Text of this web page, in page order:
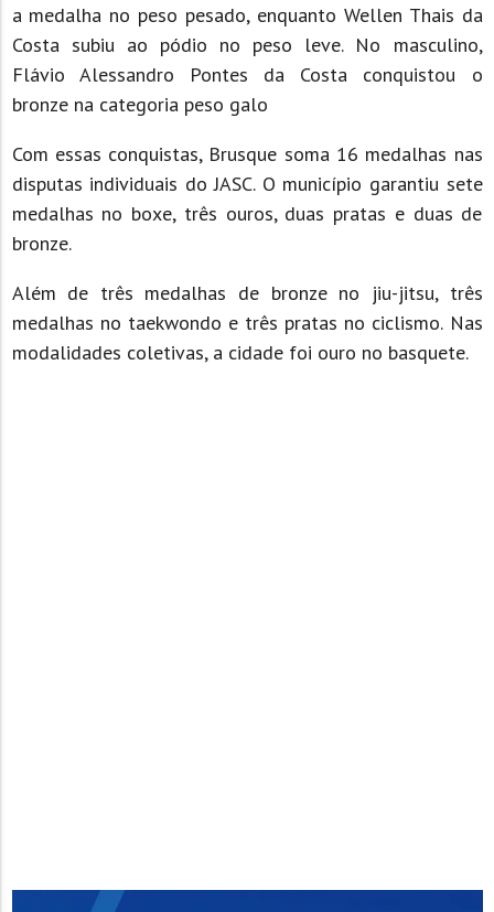
a medalha no peso pesado, enquanto Wellen Thais da
Costa subiu ao pódio no peso leve. No masculino,
Flávio Alessandro Pontes da Costa conquistou o
bronze na categoria peso galo
Com essas conquistas, Brusque soma 16 medalhas nas
disputas individuais do JASC. O município garantiu sete
medalhas no boxe, três ouros, duas pratas e duas de
bronze.
Além de três medalhas de bronze no jiu-jitsu, três
medalhas no taekwondo e três pratas no ciclismo. Nas
modalidades coletivas, a cidade foi ouro no basquete.